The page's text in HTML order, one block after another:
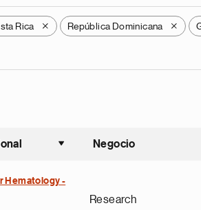
Rica X República Dominicana X
Ordenar
Negocio
Hematology -
Research